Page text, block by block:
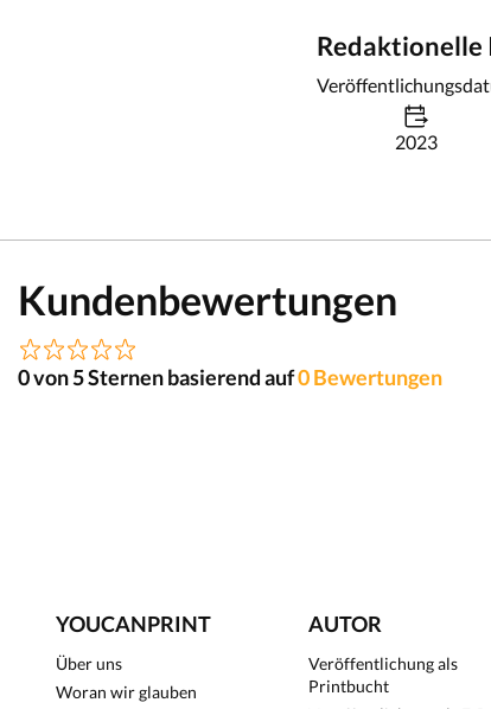
2023
Kundenbewertungen
0 von 5 Sternen basierend auf0 Bewertungen
YOUCANPRINT
Über uns
Woran wir glauben
AUTOR
Veröffentlichung als
Printbucht